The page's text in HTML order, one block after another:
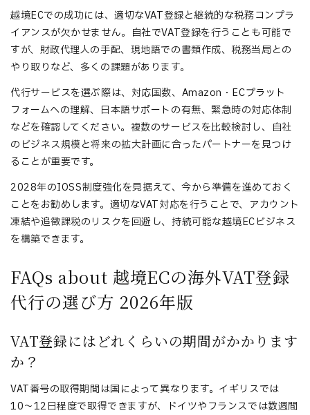
越境ECでの成功には、適切なVAT登録と継続的な税務コンプラ
イアンスが欠かせません。自社でVAT登録を行うことも可能で
すが、財政代理人の手配、現地語での書類作成、税務当局との
やり取りなど、多くの課題があります。
代行サービスを選ぶ際は、対応国数、Amazon・ECプラット
フォームへの理解、日本語サポートの有無、緊急時の対応体制
などを確認してください。複数のサービスを比較検討し、自社
のビジネス規模と将来の拡大計画に合ったパートナーを見つけ
ることが重要です。
2028年のIOSS制度強化を見据えて、今から準備を進めておく
ことをお勧めします。適切なVAT対応を行うことで、アカウント
凍結や追徴課税のリスクを回避し、持続可能な越境ECビジネス
を構築できます。
FAQs about 越境ECの海外VAT登録
代行の選び方 2026年版
VAT登録にはどれくらいの期間がかかります
か？
VAT番号の取得期間は国によって異なります。イギリスでは
10〜12日程度で取得できますが、ドイツやフランスでは数週間